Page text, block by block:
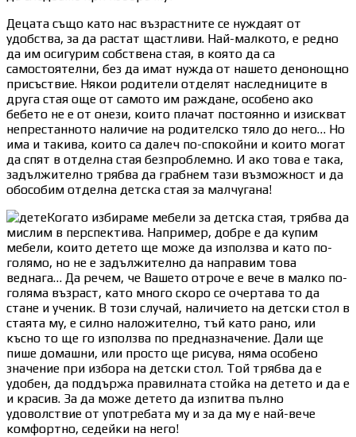
Децата също като нас възрастните се нуждаят от
удобства, за да растат щастливи. Най-малкото, е редно
да им осигурим собствена стая, в която да са
самостоятелни, без да имат нужда от нашето денонощно
присъствие. Някои родители отделят наследниците в
друга стая още от самото им раждане, особено ако
бебето не е от онези, които плачат постоянно и изискват
непрестанното наличие на родителско тяло до него… Но
има и такива, които са далеч по-спокойни и които могат
да спят в отделна стая безпроблемно. И ако това е така,
задължително трябва да грабнем тази възможност и да
обособим отделна детска стая за малчугана!
Когато избираме мебели за детска стая, трябва да
мислим в перспектива. Например, добре е да купим
мебели, които детето ще може да използва и като по-
голямо, но не е задължително да направим това
веднага… Да речем, че Вашето отроче е вече в малко по-
голяма възраст, като много скоро се очертава то да
стане и ученик. В този случай, наличието на детски стол в
стаята му, е силно наложително, тъй като рано, или
късно то ще го използва по предназначение. Дали ще
пише домашни, или просто ще рисува, няма особено
значение при избора на детски стол. Той трябва да е
удобен, да поддържа правилната стойка на детето и да е
и красив. За да може детето да изпитва пълно
удоволствие от употребата му и за да му е най-вече
комфортно, седейки на него!